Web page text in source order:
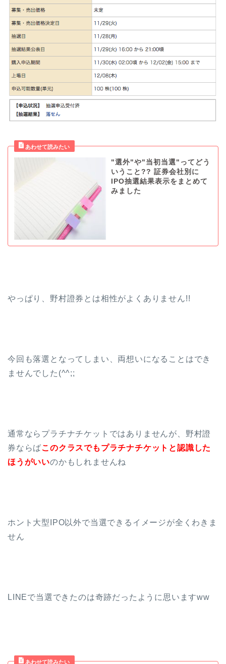
"選外"や"当初当選"ってどう
いうこと?? 証券会社別に
IPO抽選結果表示をまとめて
みました
やっぱり、野村證券とは相性がよくありません!!
今回も落選となってしまい、両想いになることはでき
ませんでした(^^;;
通常ならプラチナチケットではありませんが、野村證
券ならばこのクラスでもプラチナチケットと認識した
ほうがいいのかもしれませんね
ホント大型IPO以外で当選できるイメージが全くわきま
せん
LINEで当選できたのは奇跡だったように思いますww